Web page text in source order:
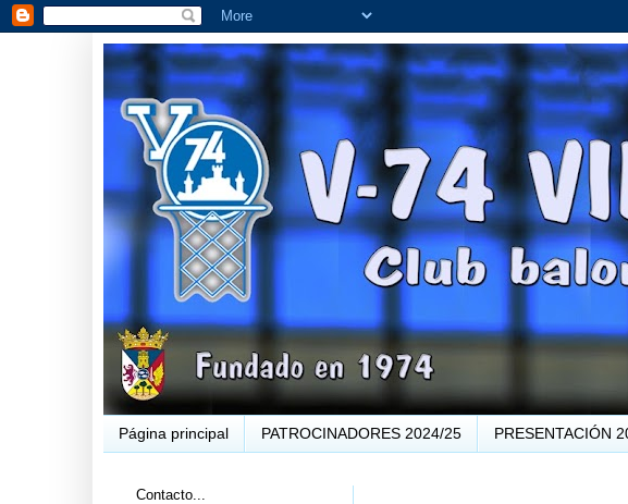
Página principal PATROCINADORES 2024/25 PRESENTACIÓN
Contacto...